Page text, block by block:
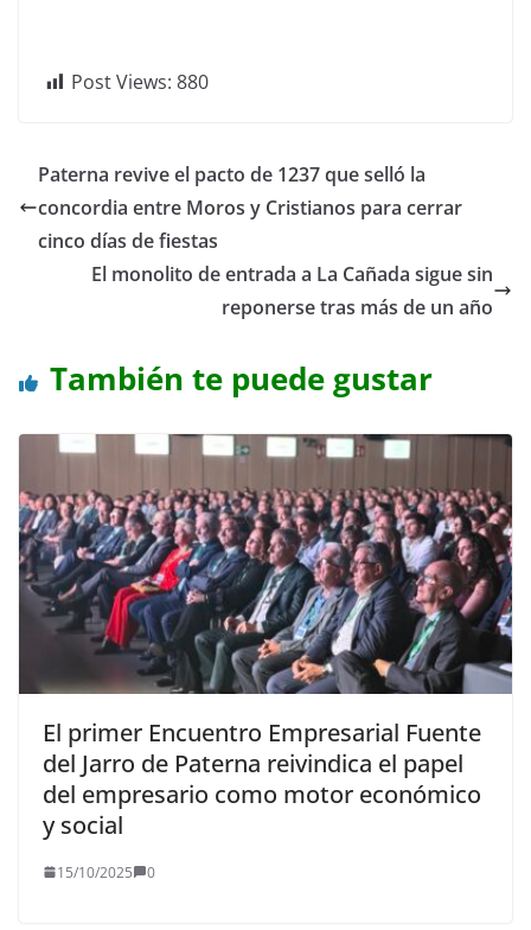
Post Views: 880
Paterna revive el pacto de 1237 que selló la
concordia entre Moros y Cristianos para cerrar
cinco días de fiestas
El monolito de entrada a La Cañada sigue sin
reponerse tras más de un año
También te puede gustar
El primer Encuentro Empresarial Fuente
del Jarro de Paterna reivindica el papel
del empresario como motor económico
y social
15/10/2025 0